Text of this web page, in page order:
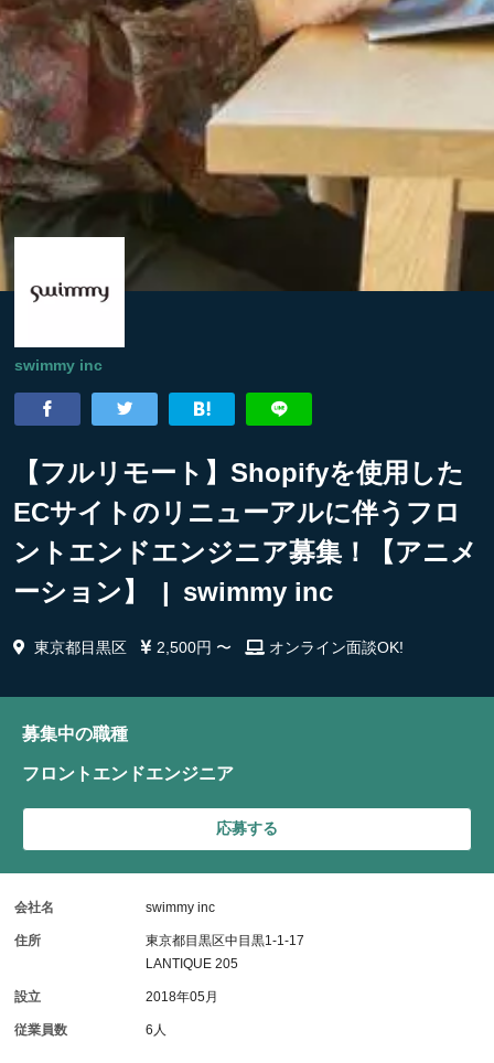
swimmy inc
【フルリモート】Shopifyを使用した
ECサイトのリニューアルに伴うフロ
ントエンドエンジニア募集！【アニメ
ーション】 | swimmy inc
東京都目黒区 2,500円 〜 オンライン面談OK!
募集中の職種
フロントエンドエンジニア
応募する
会社名 swimmy inc
住所
東京都目黒区中目黒1-1-17
LANTIQUE 205
設立 2018年05月
従業員数 6人